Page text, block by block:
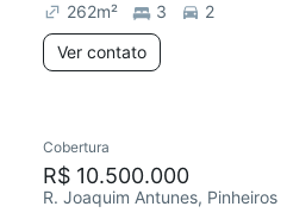
262m² 3
2
Ver contato
Cobertura
R$ 10.500.000
R. Joaquim Antunes, Pinheiros